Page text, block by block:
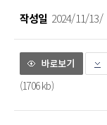
작성일 2024/11/13/
(1706 kb)